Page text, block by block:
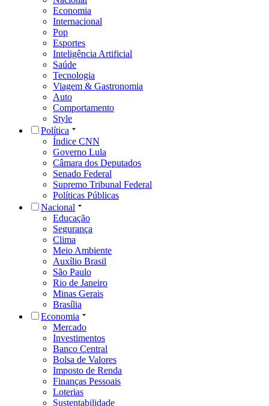
Economia
Internacional
Pop
Esportes
Inteligência Artificial
Saúde
Tecnologia
Viagem & Gastronomia
Auto
Comportamento
Style
Política
Índice CNN
Governo Lula
Câmara dos Deputados
Senado Federal
Supremo Tribunal Federal
Políticas Públicas
Nacional
Educação
Segurança
Clima
Meio Ambiente
Auxílio Brasil
São Paulo
Rio de Janeiro
Minas Gerais
Brasília
Economia
Mercado
Investimentos
Banco Central
Bolsa de Valores
Imposto de Renda
Finanças Pessoais
Loterias
Sustentabilidade